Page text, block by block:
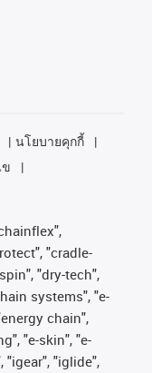
นโยบายคุกกี้
"cradle-
"dry-tech",
systems", "e-
chain",
"e-skin", "e-
"igear", "iglide",